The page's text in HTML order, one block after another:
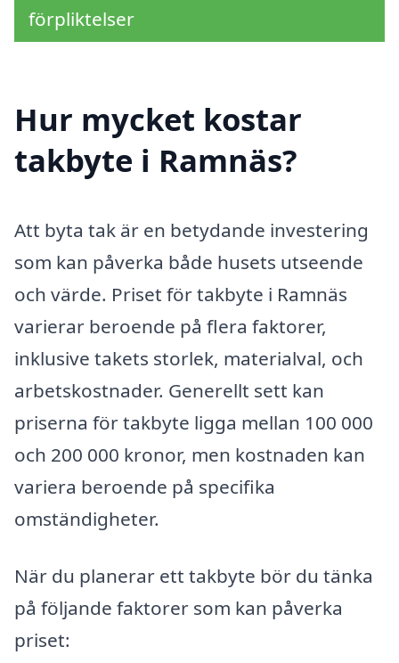
förpliktelser
Hur mycket kostar
takbyte i Ramnäs?
Att byta tak är en betydande investering
som kan påverka både husets utseende
och värde. Priset för takbyte i Ramnäs
varierar beroende på flera faktorer,
inklusive takets storlek, materialval, och
arbetskostnader. Generellt sett kan
priserna för takbyte ligga mellan 100 000
och 200 000 kronor, men kostnaden kan
variera beroende på specifika
omständigheter.
När du planerar ett takbyte bör du tänka
på följande faktorer som kan påverka
priset: